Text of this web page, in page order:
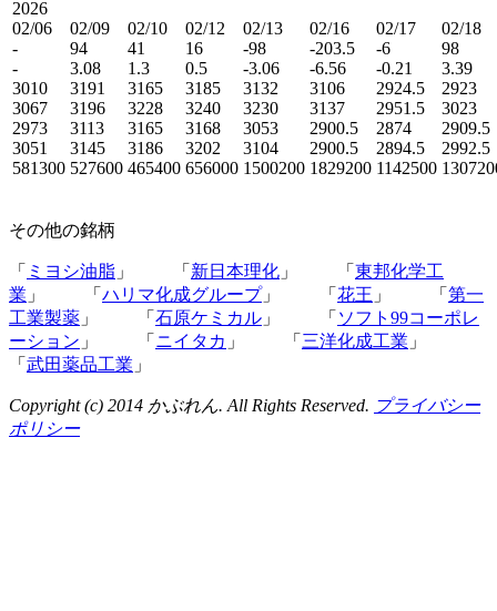
2026
02/06
-
-
3010
3067
2973
3051
581300
02/09
94
3.08
3191
3196
3113
3145
527600
02/10
41
1.3
3165
3228
3165
3186
465400
02/12
16
0.5
3185
3240
3168
3202
656000
02/13
-98
-3.06
3132
3230
3053
3104
1500200
02/16
-203.5
-6.56
3106
3137
2900.5
2900.5
1829200
02/17
-6
-0.21
2924.5
2951.5
2874
2894.5
1142500
02/18
98
3.39
2923
3023
2909.5
2992.5
その他の銘柄
「 ミヨシ油脂 」 「 新日本理化 」 「 東邦化学工
業 」 「 ハリマ化成グループ」 「 花王 」 「 第一
工業製薬 」 「 石原ケミカル 」 「 ソフト99コーポレ
ーション 」 「 ニイタカ 」 「 三洋化成工業 」
「 武田薬品工業 」
Copyright (c) 2014 かぶれん. All Rights Reserved. プライバシー
ポリシー